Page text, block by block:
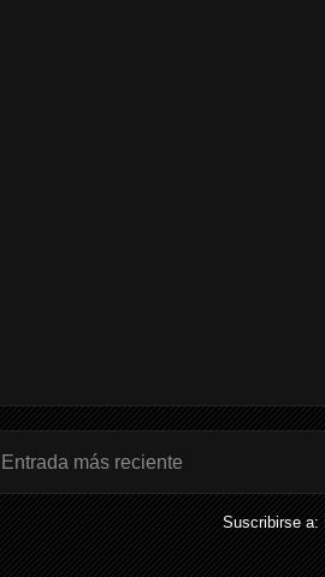
Entrada más reciente
Suscribirse a: